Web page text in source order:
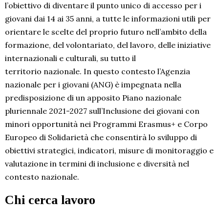
l’obiettivo di diventare il punto unico di accesso per i
giovani dai 14 ai 35 anni, a tutte le informazioni utili per
orientare le scelte del proprio futuro nell’ambito della
formazione, del volontariato, del lavoro, delle iniziative
internazionali e culturali, su tutto il
territorio nazionale. In questo contesto l’Agenzia
nazionale per i giovani (ANG) è impegnata nella
predisposizione di un apposito Piano nazionale
pluriennale 2021-2027 sull’Inclusione dei giovani con
minori opportunità nei Programmi Erasmus+ e Corpo
Europeo di Solidarietà che consentirà lo sviluppo di
obiettivi strategici, indicatori, misure di monitoraggio e
valutazione in termini di inclusione e diversità nel
contesto nazionale.
Chi cerca lavoro